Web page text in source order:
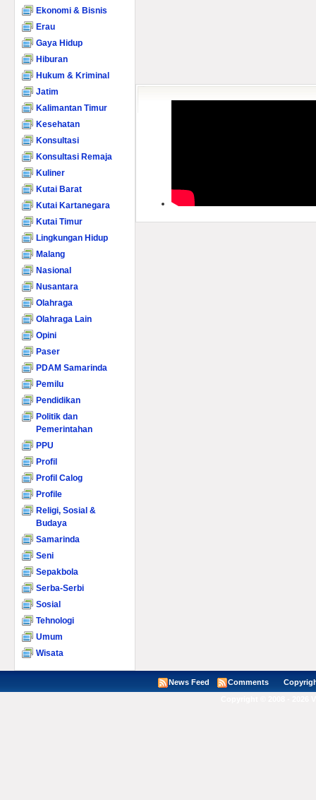
Ekonomi & Bisnis
Erau
Gaya Hidup
Hiburan
Hukum & Kriminal
Jatim
Kalimantan Timur
Kesehatan
Konsultasi
Konsultasi Remaja
Kuliner
Kutai Barat
Kutai Kartanegara
Kutai Timur
Lingkungan Hidup
Malang
Nasional
Nusantara
Olahraga
Olahraga Lain
Opini
Paser
PDAM Samarinda
Pemilu
Pendidikan
Politik dan
Pemerintahan
PPU
Profil
Profil Calog
Profile
Religi, Sosial &
Budaya
Samarinda
Seni
Sepakbola
Serba-Serbi
Sosial
Tehnologi
Umum
Wisata
News Feed Comments Copyright